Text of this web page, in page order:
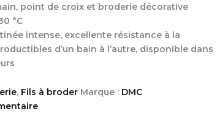
point de croix et broderie décorative
°C
intense, excellente résistance à la
d’un bain à l’autre, disponible dans
, Fils à broder Marque : DMC